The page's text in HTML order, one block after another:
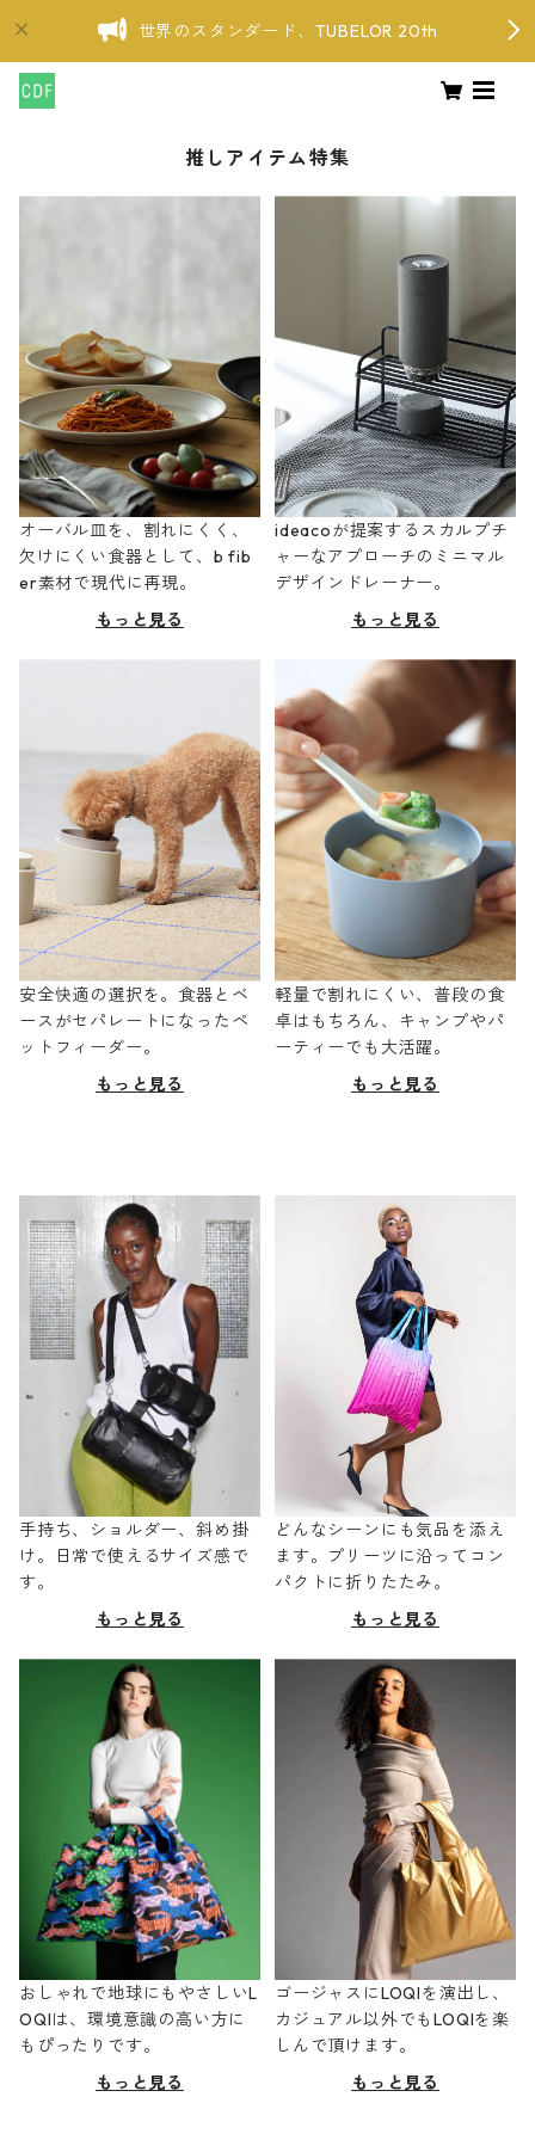
世界のスタンダード、TUBELOR 20th
推しアイテム特集
オーバル皿を、割れにくく、
欠けにくい食器として、b fib
er素材で現代に再現。
もっと見る
ideacoが提案するスカルプチ
ャーなアプローチのミニマル
デザインドレーナー。
もっと見る
安全快適の選択を。食器とベ
ースがセパレートになったペ
ットフィーダー。
もっと見る
軽量で割れにくい、普段の食
卓はもちろん、キャンプやパ
ーティーでも大活躍。
もっと見る
手持ち、ショルダー、斜め掛
け。日常で使えるサイズ感で
す。
もっと見る
どんなシーンにも気品を添え
ます。プリーツに沿ってコン
パクトに折りたたみ。
もっと見る
おしゃれで地球にもやさしいL
OQIは、環境意識の高い方に
もぴったりです。
もっと見る
ゴージャスにLOQIを演出し、
カジュアル以外でもLOQIを楽
しんで頂けます。
もっと見る